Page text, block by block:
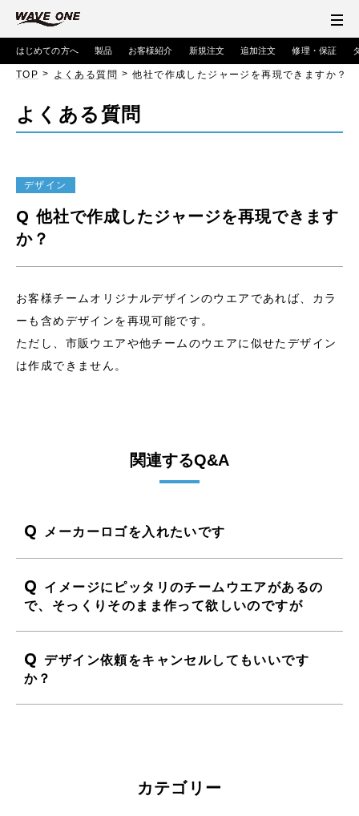
はじめての方へ 製品 お客様紹介 新規注文 追加注文 修理・保証
TOP > よくある質問 > 他社で作成したジャージを再現できますか？
よくある質問
デザイン
Q 他社で作成したジャージを再現できます
か？
お客様チームオリジナルデザインのウエアであれば、カラ
ーも含めデザインを再現可能です。
ただし、市販ウエアや他チームのウエアに似せたデザイン
は作成できません。
関連するQ&A
Q メーカーロゴを入れたいです
Q
イメージにピッタリのチームウエアがあるの
で、そっくりそのまま作って欲しいのですが
Q
デザイン依頼をキャンセルしてもいいです
か？
カテゴリー